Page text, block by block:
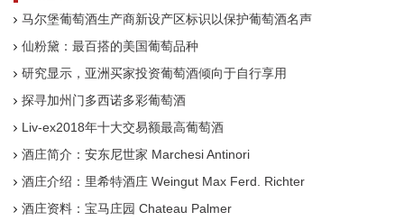
马尔堡葡萄酒生产商新设产区标识以保护葡萄酒名声
仙粉黛：最百搭的美国葡萄品种
研究显示，亚洲买家投资葡萄酒倾向于自行享用
探寻加州门多西诺多彩葡萄酒
Liv-ex2018年十大交易额最高葡萄酒
酒庄简介：安东尼世家 Marchesi Antinori
酒庄介绍：里希特酒庄 Weingut Max Ferd. Richter
酒庄资料：宝马庄园 Chateau Palmer